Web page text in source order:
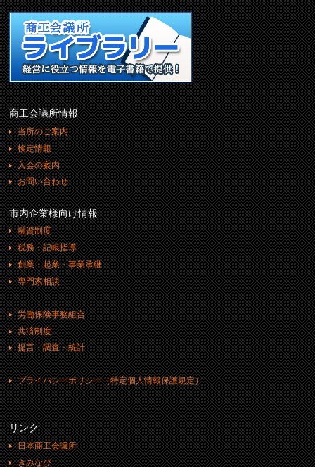
商工会議所情報
当所のご案内
検定情報
入会の案内
お問い合わせ
市内企業様向け情報
融資制度
税務・記帳指導
創業・起業・事業承継
専門家相談
労働保険事務組合
共済制度
提言・調査・統計
プライバシーポリシー（特定個人情報保護規定）
リンク
日本商工会議所
きみなび